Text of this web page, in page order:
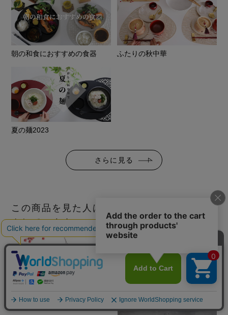
朝の和食におすすめの食器 ふたりの秋中華
夏の麺2023
さらに見る
この商品を見た人は、こちらの商品もチェッ
クしています